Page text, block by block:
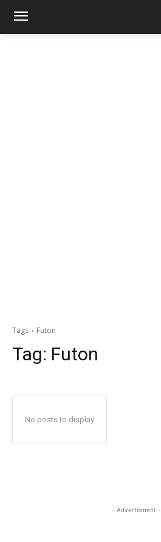
Tags Futon
Tag: Futon
No posts to display
- Advertisment -